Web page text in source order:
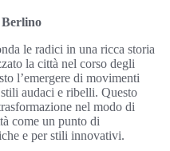
le radici in una ricca storia
la città nel corso degli
l’emergere di movimenti
audaci e ribelli. Questo
nel modo di
come un punto di
e per stili innovativi.